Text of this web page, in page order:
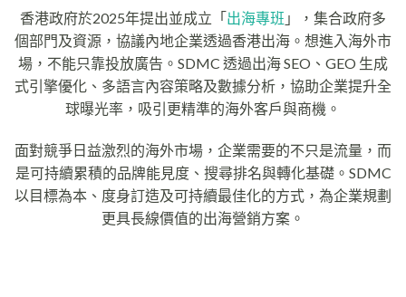
香港政府於2025年提出並成立「出海專班 」，集合政府多
個部門及資源，協議內地企業透過香港出海。想進入海外市
場，不能只靠投放廣告。SDMC 透過出海 SEO、GEO 生成
式引擎優化、多語言內容策略及數據分析，協助企業提升全
球曝光率，吸引更精準的海外客戶與商機。
面對競爭日益激烈的海外市場，企業需要的不只是流量，而
是可持續累積的品牌能見度、搜尋排名與轉化基礎。SDMC
以目標為本、度身訂造及可持續最佳化的方式，為企業規劃
更具長線價值的出海營銷方案。